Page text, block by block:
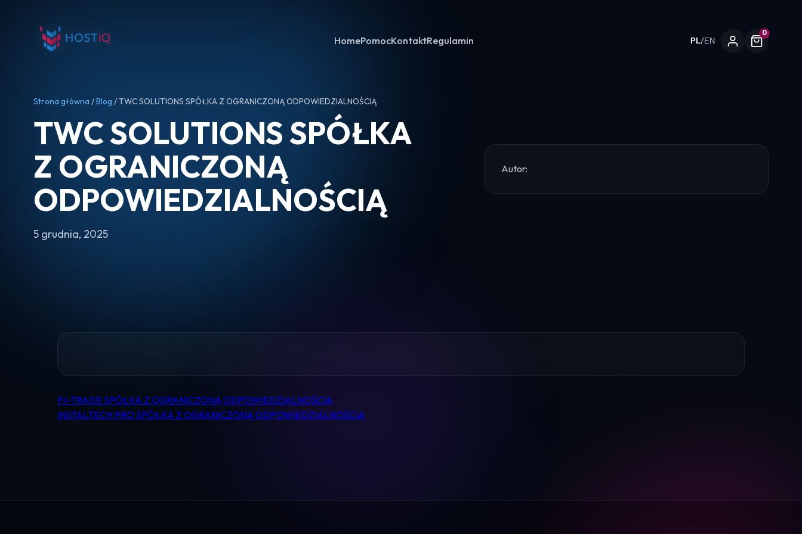
HomePomocKontaktRegulamin PL/EN
0
Strona główna /Blog / TWC SOLUTIONS SPÓŁKA Z OGRANICZONĄ ODPOWIEDZIALNOŚCIĄ
TWC SOLUTIONS SPÓŁKA
Z OGRANICZONĄ
ODPOWIEDZIALNOŚCIĄ
5 grudnia, 2025
Autor:
Nawigacja
PJ-TRADE SPÓŁKA Z OGRANICZONĄ ODPOWIEDZIALNOŚCIĄ
INSTALTECH PRO SPÓŁKA Z OGRANICZONĄ ODPOWIEDZIALNOŚCIĄ